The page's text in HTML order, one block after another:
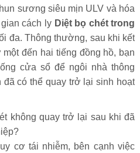
sương siêu mịn ULV và hóa
cách ly Diệt bọ chét trong
đa. Thông thường, sau khi kết
đến hai tiếng đồng hồ, bạn
cửa sổ để ngôi nhà thông
có thể quay trở lại sinh hoạt
không quay trở lại sau khi đã
cơ tái nhiễm, bên cạnh việc